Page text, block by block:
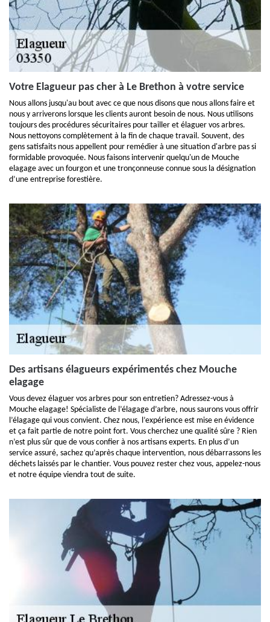
Votre Elagueur pas cher à Le Brethon à votre service
Nous allons jusqu'au bout avec ce que nous disons que nous allons faire et
nous y arriverons lorsque les clients auront besoin de nous. Nous utilisons
toujours des procédures sécuritaires pour tailler et élaguer vos arbres.
Nous nettoyons complètement à la fin de chaque travail. Souvent, des
gens satisfaits nous appellent pour remédier à une situation d'arbre pas si
formidable provoquée. Nous faisons intervenir quelqu'un de Mouche
elagage avec un fourgon et une tronçonneuse connue sous la désignation
d’une entreprise forestière.
Des artisans élagueurs expérimentés chez Mouche
elagage
Vous devez élaguer vos arbres pour son entretien? Adressez-vous à
Mouche elagage! Spécialiste de l’élagage d’arbre, nous saurons vous offrir
l’élagage qui vous convient. Chez nous, l’expérience est mise en évidence
et ça fait partie de notre point fort. Vous cherchez une qualité sûre ? Rien
n’est plus sûr que de vous confier à nos artisans experts. En plus d’un
service assuré, sachez qu’après chaque intervention, nous débarrassons les
déchets laissés par le chantier. Vous pouvez rester chez vous, appelez-nous
et notre équipe viendra tout de suite.